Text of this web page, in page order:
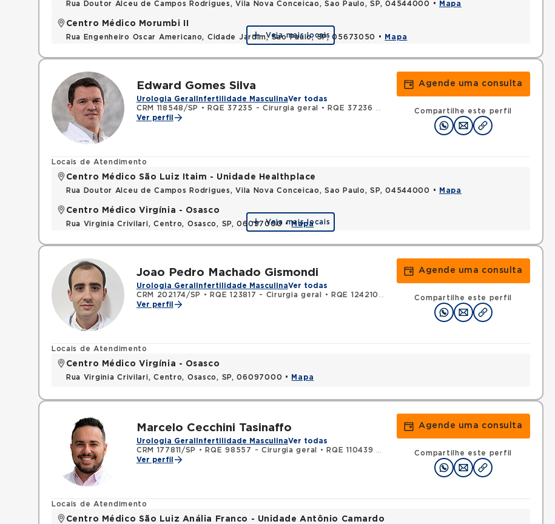
Rua Doutor Alceu de Campos Rodrigues, Vila Nova Conceicao, Sao Paulo, SP, 04544000 • Mapa
Centro Médico Morumbi II
Rua Engenheiro Oscar Americano, Cidade Jardim, Sao Paulo, SP, 05673050 • Mapa
Veja mais locais
Edward Gomes Silva
Urologia Geral Infertilidade MasculinaVer todas
CRM 118548/SP
• RQE 37235 - Cirurgia geral •
RQE 37236 - Urologia
Ver perfil
Agende uma consulta
Compartilhe este perfil
Locais de Atendimento
Centro Médico São Luiz Itaim - Unidade Healthplace
Rua Doutor Alceu de Campos Rodrigues, Vila Nova Conceicao, Sao Paulo, SP, 04544000 • Mapa
Centro Médico Virgínia - Osasco
Rua Virginia Crivilari, Centro, Osasco, SP, 06097000 •Mapa
Veja mais locais
Joao Pedro Machado Gismondi
Urologia Geral Infertilidade MasculinaVer todas
CRM 202174/SP
• RQE 123817 - Cirurgia geral •
RQE 124210 - Urologia
Ver perfil
Agende uma consulta
Compartilhe este perfil
Locais de Atendimento
Centro Médico Virgínia - Osasco
Rua Virginia Crivilari, Centro, Osasco, SP, 06097000 • Mapa
Marcelo Cecchini Tasinaffo
Urologia Geral Infertilidade MasculinaVer todas
CRM 177811/SP
• RQE 98557 - Cirurgia geral •
RQE 110439 - Urologia
Ver perfil
Agende uma consulta
Compartilhe este perfil
Locais de Atendimento
Centro Médico São Luiz Anália Franco - Unidade Antônio Camardo